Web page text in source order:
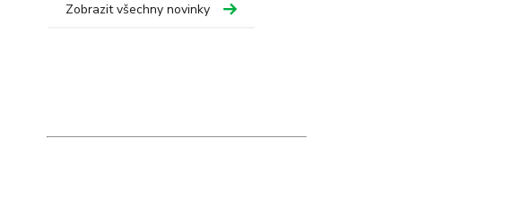
Zobrazit všechny novinky